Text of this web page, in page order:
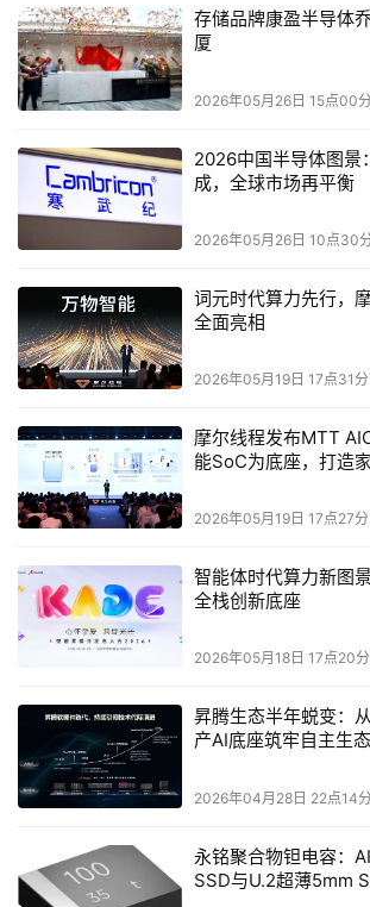
当边缘有如此能力担当的时候，那么对于
心，谁又是边缘呢?
存储品牌康盈半导体
厦
2026年05月26日 15点00分
2026中国半导体图景
成，全球市场再平衡
2026年05月26日 10点30
词元时代算力先行，
全面亮相
2026年05月19日 17点31分
摩尔线程发布MTT
能SoC为底座，打造
2026年05月19日 17点27分
智能体时代算力新图
全栈创新底座
2026年05月18日 17点20分
昇腾生态半年蜕变：
产AI底座筑牢自主生
2026年04月28日 22点14分
永铭聚合物钽电容：
SSD与U.2超薄5mm